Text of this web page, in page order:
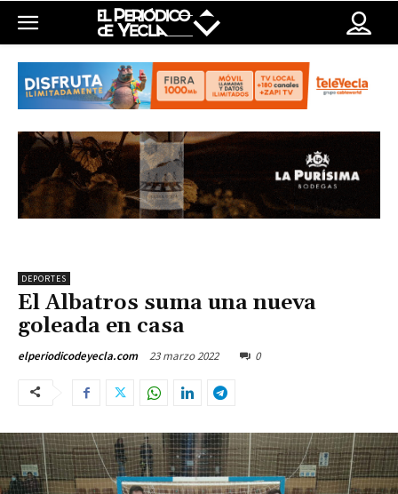
DEPORTES
El Albatros suma una nueva
goleada en casa
elperiodicodeyecla.com 23 marzo 2022 0